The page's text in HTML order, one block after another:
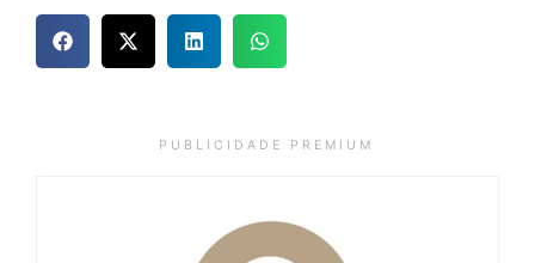
P U B L I C I D A D E P R E M I U M